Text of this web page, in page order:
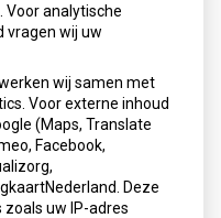
Voor analytische
vragen wij uw
wij samen met
Voor externe inhoud
(Maps, Translate
Facebook,
Deze
uw IP-adres